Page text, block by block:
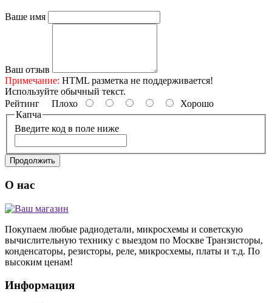
Ваше имя
Ваш отзыв
Примечание: HTML разметка не поддерживается!
Используйте обычный текст.
Рейтинг Плохо
Хорошо
Капча
Введите код в поле ниже
Продолжить
О нас
Покупаем любые радиодетали, микросхемы и советскую
вычислительную технику с выездом по Москве Транзисторы,
конденсаторы, резисторы, реле, микросхемы, платы и т.д. По
высоким ценам!
Информация